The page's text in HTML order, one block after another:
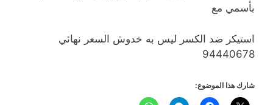
بأسمي مع
استيكر ضد الكسر ليس به خدوش السعر نهائي
94440678
شارك هذا الموضوع: